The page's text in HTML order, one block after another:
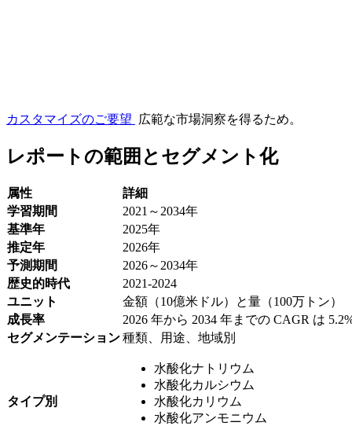
カスタマイズのご要望 広範な市場洞察を得るため。
レポートの範囲とセグメント化
属性
詳細
学習期間
2021～2034年
基準年
2025年
推定年
2026年
予測期間
2026～2034年
歴史的時代
2021-2024
ユニット
金額（10億米ドル）と量（100万トン）
成長率
2026 年から 2034 年までの CAGR は
セグメンテーション種類、用途、地域別
タイプ別
水酸化ナトリウム
水酸化カルシウム
水酸化カリウム
水酸化アンモニウム